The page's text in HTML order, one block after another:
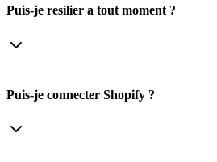
Puis-je resilier a tout moment ?
Puis-je connecter Shopify ?